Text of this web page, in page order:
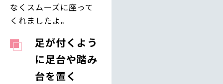
なくスムーズに座って
くれましたよ。
足が付くよう
に足台や踏み
台を置く